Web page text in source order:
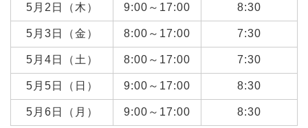
5月2日（木） 9:00～17:00 8:30
5月3日（金） 8:00～17:00 7:30
5月4日（土） 8:00～17:00 7:30
5月5日（日） 9:00～17:00 8:30
5月6日（月） 9:00～17:00 8:30